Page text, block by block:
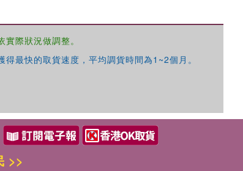
際狀況做調整。
最快的取貨速度，平均調貨時間為1~2個月。
>>